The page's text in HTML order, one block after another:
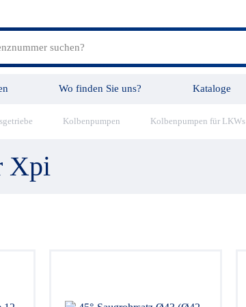
Wo finden Sie uns? Kataloge
Videos
Kolbenpumpen Kolbenpumpen für LKWs
Xpi